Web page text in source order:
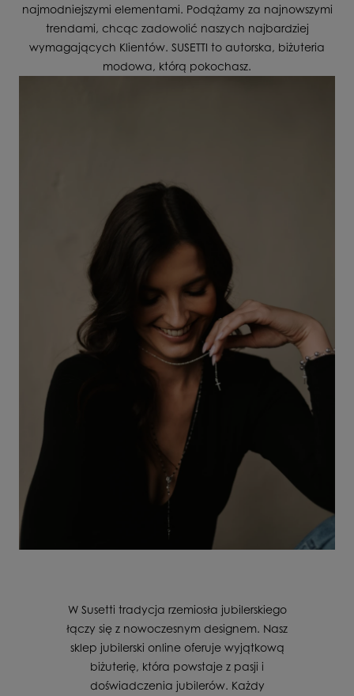
najmodniejszymi elementami. Podążamy za najnowszymi
trendami, chcąc zadowolić naszych najbardziej
wymagających Klientów. SUSETTI to autorska, biżuteria
modowa, którą pokochasz.
W Susetti tradycja rzemiosła jubilerskiego
łączy się z nowoczesnym designem. Nasz
sklep jubilerski online oferuje wyjątkową
biżuterię, która powstaje z pasji i
doświadczenia jubilerów. Każdy